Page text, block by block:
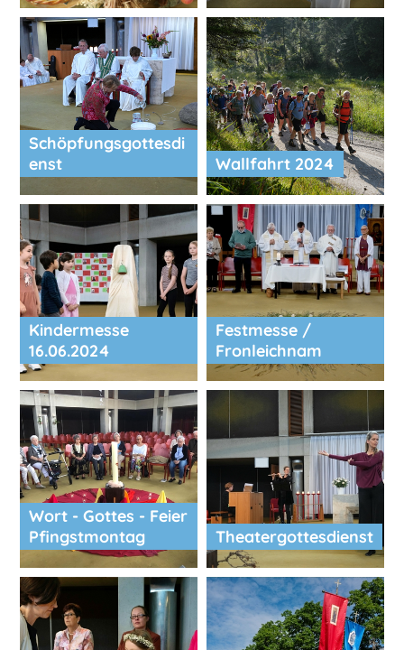
Schöpfungsgottesdi
enst
Wallfahrt 2024
Kindermesse
16.06.2024
Festmesse /
Fronleichnam
Wort - Gottes - Feier
Pfingstmontag
Theatergottesdienst